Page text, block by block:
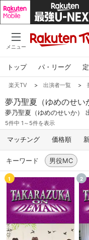
メニュー
トップ パ・リーグ
楽天TV > 出演者一覧 >
夢乃聖夏（ゆめのせい
夢乃聖夏（ゆめのせいか）
5件中 1～5件を表示
マッチング 価格順
キーワード 男役MC
1 2